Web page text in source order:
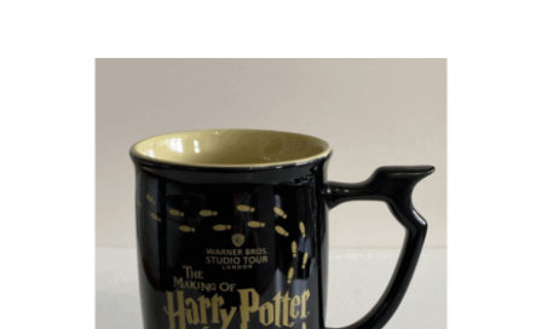
Harry Potter κούπα που αλλάζει
μαγικά